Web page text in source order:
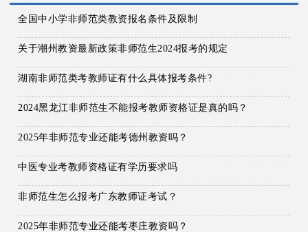
全国中小学非师范类教资报名条件及限制
关于潮州教资最新政策非师范生2024报考的规定
湖南非师范类考教师证有什么具体报考条件?
2024黑龙江非师范生不能报考教师资格证是真的吗？
2025年非师范专业还能考德州教资吗？
中医专业考教师资格证有学历要求吗
非师范生怎么报考广东教师证考试？
2025年非师范专业还能考枣庄教资吗？